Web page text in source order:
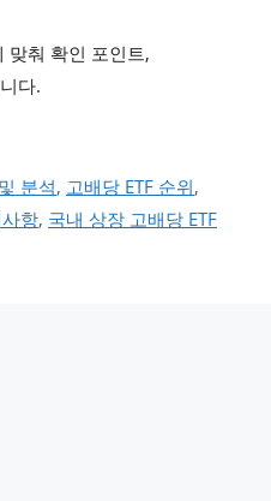
맞춰 확인 포인트,
다.
분석, 고배당 ETF 순위,
항, 국내 상장 고배당 ETF